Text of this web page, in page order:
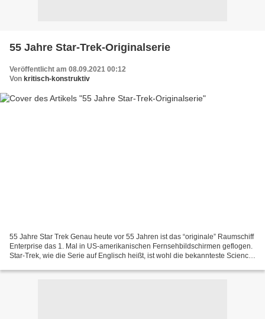
55 Jahre Star-Trek-Originalserie
Veröffentlicht am 08.09.2021 00:12
Von kritisch-konstruktiv
55 Jahre Star Trek Genau heute vor 55 Jahren ist das “originale” Raumschiff
Enterprise das 1. Mal in US-amerikanischen Fernsehbildschirmen geflogen.
Star-Trek, wie die Serie auf Englisch heißt, ist wohl die bekannteste Science-